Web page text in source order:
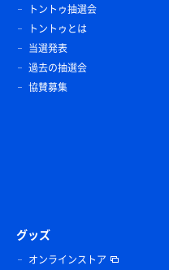
トントゥ抽選会
トントゥとは
当選発表
過去の抽選会
協賛募集
グッズ
オンラインストア